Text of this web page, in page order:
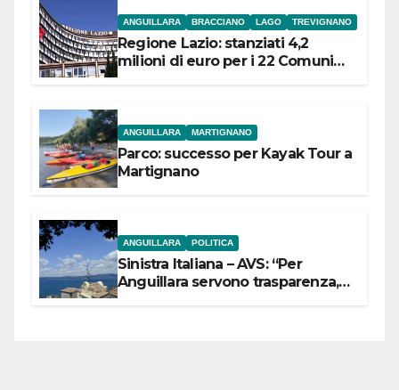
ANGUILLARA BRACCIANO LAGO TREVIGNANO
Regione Lazio: stanziati 4,2
milioni di euro per i 22 Comuni
ANGUILLARA MARTIGNANO
Parco: successo per Kayak Tour a
Martignano
ANGUILLARA POLITICA
Sinistra Italiana – AVS: “Per
Anguillara servono trasparenza,